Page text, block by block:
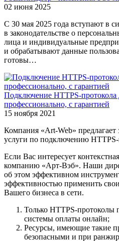
02 июня 2025
С 30 мая 2025 года вступают в
в законодательстве о
лица и индивидуальные
и обрабатывают данные
готовы…
Подключение HTTPS-протокола
профессионально, с гарантией
15 ноября 2021
Компания «Art-Web»
услуги по подключению HTTPS-
Если Вас интересует
компанию «Арт-Вэб». Наши
об этом эффективном
эффективностью применить
Вашего бизнеса в сети.
Только HTTPS-протоколы
системы оплаты онлайн;
Ресурсы, имеющие такие
безопасными и при